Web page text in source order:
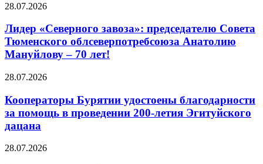
28.07.2026
Лидер «Северного завоза»: председателю Совета
Тюменского облсеверпотребсоюза Анатолию
Мануйлову – 70 лет!
28.07.2026
Кооператоры Бурятии удостоены благодарности
за помощь в проведении 200-летия Эгитуйского
дацана
28.07.2026